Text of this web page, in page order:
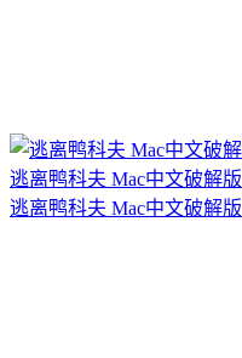
逃离鸭科夫 Mac中文破解版
逃离鸭科夫 Mac中文破解版